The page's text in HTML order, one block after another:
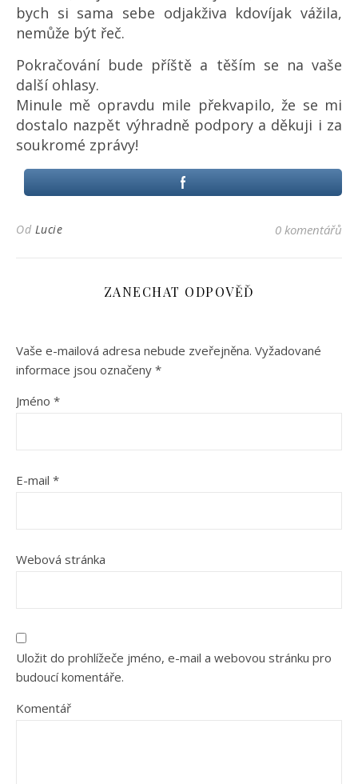
bych si sama sebe odjakživa kdovíjak vážila,
nemůže být řeč.
Pokračování bude příště a těším se na vaše
další ohlasy.
Minule mě opravdu mile překvapilo, že se mi
dostalo nazpět výhradně podpory a děkuji i za
soukromé zprávy!
Od Lucie 0 komentářů
ZANECHAT ODPOVĚĎ
Vaše e-mailová adresa nebude zveřejněna. Vyžadované
informace jsou označeny *
Jméno *
E-mail *
Webová stránka
Uložit do prohlížeče jméno, e-mail a webovou stránku pro
budoucí komentáře.
Komentář